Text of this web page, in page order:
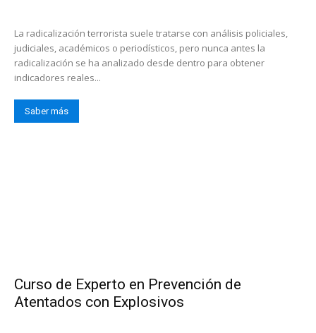
La radicalización terrorista suele tratarse con análisis policiales,
judiciales, académicos o periodísticos, pero nunca antes la
radicalización se ha analizado desde dentro para obtener
indicadores reales...
Saber más
Curso de Experto en Prevención de
Atentados con Explosivos